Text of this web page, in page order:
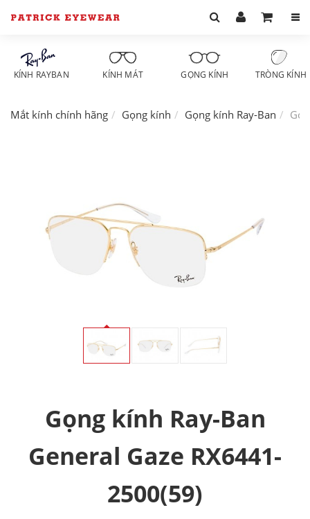
KÍNH RAYBAN KÍNH MÁT GỌNG KÍNH TRÒNG KÍNH
Mắt kính chính hãng Gọng kính Gọng kính Ray-Ban
Gọng kính Ray-Ban
General Gaze RX6441-
2500(59)